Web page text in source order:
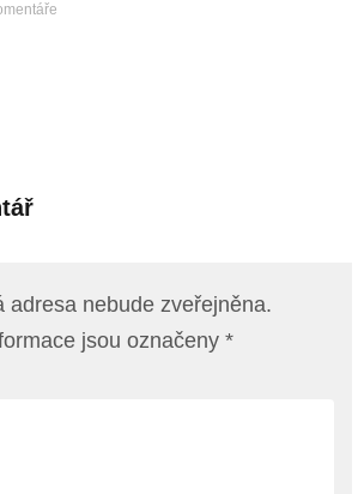
adresa nebude zveřejněna.
jsou označeny *